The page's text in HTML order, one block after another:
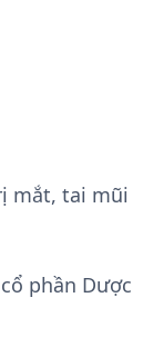
mắt, tai mũi
phần Dược